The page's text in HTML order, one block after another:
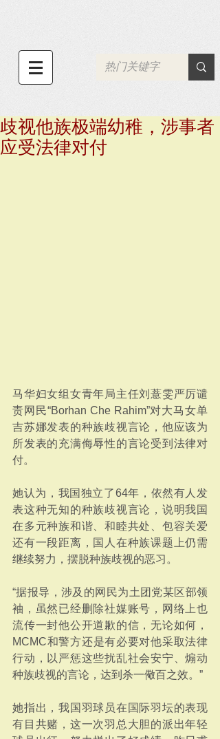
歧视他族极端幼稚，涉事者
应受法律对付
马华妇女组女青年局主任刘薏雯严厉谴
责网民“Borhan Che Rahim”对大马女单
吉苏娜发表的种族歧视言论，他应该为
所发表的充满侮辱性的言论受到法律对
付。
她认为，我国独立了64年，依然有人发
表这种无知的种族歧视言论，说明我国
在多元种族和谐、和睦共处、包容关爱
还有一段距离，国人在种族课题上仍需
继续努力，摆脱种族歧视的恶习。
“据报导，涉及的网民为土团党某区部领
袖，虽然已经删除社媒账号，网络上也
流传一封他公开道歉的信，无论如何，
MCMC和警方还是有必要对他采取法律
行动，以严惩这些扰乱社会安宁、煽动
种族歧视的言论，达到杀一儆百之效。”
她指出，我国羽球员在国际羽坛的表现
有目共赌，这一次羽总大胆的派出年轻